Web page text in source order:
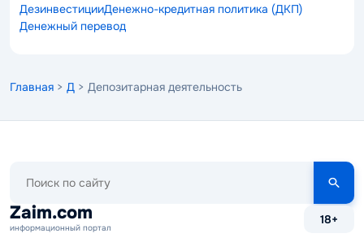
ДезинвестицииДенежно-кредитная политика (ДКП)
Денежный перевод
Главная > Д > Депозитарная деятельность
сайту
Zaim.com
информационный портал
18+